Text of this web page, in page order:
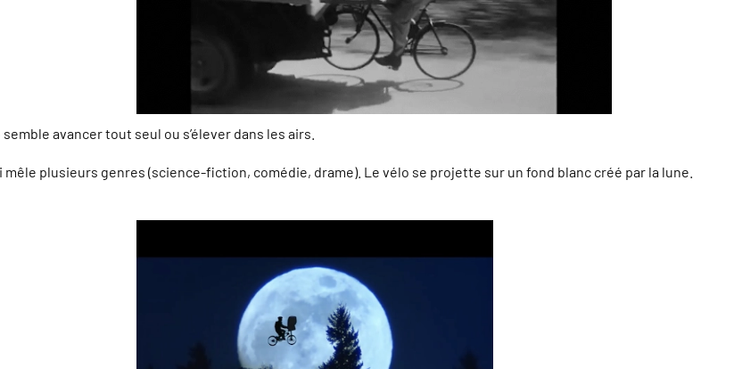
avancer tout seul ou s’élever dans les airs.
mêle plusieurs genres (science-fiction, comédie, drame). Le vélo se projette sur un fond blanc créé par la lune.